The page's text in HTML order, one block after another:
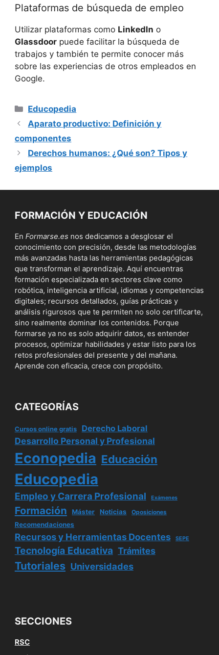
Plataformas de búsqueda de empleo
Utilizar plataformas como LinkedIn o
Glassdoor puede facilitar la búsqueda de
trabajos y también te permite conocer más
sobre las experiencias de otros empleados en
Google.
Categorías
Educopedia
Aparato productivo: Definición y
componentes
Derechos humanos: ¿Qué son? Tipos y
ejemplos
FORMACIÓN Y EDUCACIÓN
En Formarse.es nos dedicamos a desglosar el
conocimiento con precisión, desde las metodologías
más avanzadas hasta las herramientas pedagógicas
que transforman el aprendizaje. Aquí encuentras
formación especializada en sectores clave como
robótica, inteligencia artificial, idiomas y competencias
digitales; recursos detallados, guías prácticas y
análisis rigurosos que te permiten no solo certificarte,
sino realmente dominar los contenidos. Porque
formarse ya no es solo adquirir datos, es entender
procesos, optimizar habilidades y estar listo para los
retos profesionales del presente y del mañana.
Aprende con eficacia, crece con propósito.
CATEGORÍAS
Cursos online gratis Derecho Laboral
Desarrollo Personal y Profesional
Econopedia Educación
Educopedia
Empleo y Carrera Profesional Exámenes
Formación Máster Noticias Oposiciones
Recomendaciones
Recursos y Herramientas Docentes SEPE
Tecnología Educativa Trámites
Tutoriales Universidades
SECCIONES
RSC